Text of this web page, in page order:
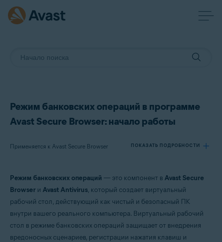
Режим банковских операций в программе
Avast Secure Browser: начало работы
Применяется к Avast Secure Browser ПОКАЗАТЬ ПОДРОБНОСТИ
Операционные системы:
Режим банковских операций — это компонент в Avast Secure
Browser и Avast Antivirus, который создает виртуальный
рабочий стол, действующий как чистый и безопасный ПК
внутри вашего реального компьютера. Виртуальный рабочий
стол в режиме банковских операций защищает от внедрения
вредоносных сценариев, регистрации нажатия клавиш и